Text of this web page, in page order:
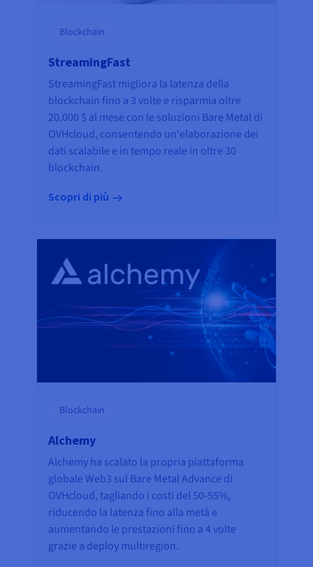
Blockchain
StreamingFast
StreamingFast migliora la latenza della
blockchain fino a 3 volte e risparmia oltre
20.000 $ al mese con le soluzioni Bare Metal di
OVHcloud, consentendo un'elaborazione dei
dati scalabile e in tempo reale in oltre 30
blockchain.
Scopri di più
Blockchain
Alchemy
Alchemy ha scalato la propria piattaforma
globale Web3 sul Bare Metal Advance di
OVHcloud, tagliando i costi del 50-55%,
riducendo la latenza fino alla metà e
aumentando le prestazioni fino a 4 volte
grazie a deploy multiregion.